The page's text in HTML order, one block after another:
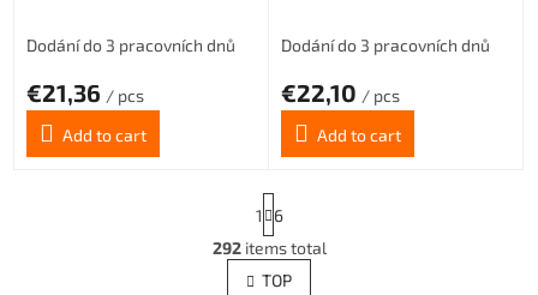
Dodání do 3 pracovních dnů
€21,36 / pcs
Add to cart
Dodání do 3 pracovních dnů
€22,10 / pcs
Add to cart
L
i
P
a
g
i
n
1
6
292items total
TOP